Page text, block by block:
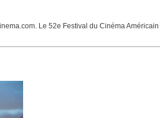
Le 52e Festival du Cinéma